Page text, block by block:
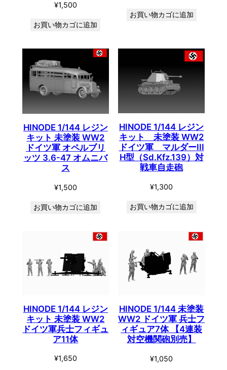
¥1,500
お買い物カゴに追加
お買い物カゴに追加
HINODE 1/144 レジン
キット 未塗装 WW2
ドイツ軍 オペルブリ
ッツ 3.6-47 オムニバ
ス
¥1,500
お買い物カゴに追加
HINODE 1/144 レジン
キット 未塗装 WW2
ドイツ軍 マルダーIII
H型（Sd.Kfz.139）対
戦車自走砲
¥1,300
お買い物カゴに追加
HINODE 1/144 レジン
キット 未塗装 WW2
ドイツ軍兵士フィギュ
ア11体
¥1,650
HINODE 1/144 未塗装
WW2 ドイツ軍 兵士フ
ィギュア7体 【4連装
対空機関砲別売】
¥1,050